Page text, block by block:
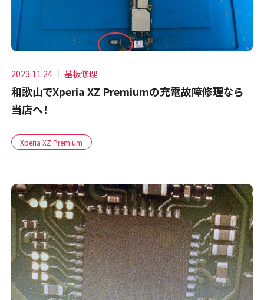
2023.11.24 基板修理
和歌山でXperia XZ Premiumの充電故障修理なら
当店へ！
Xperia XZ Premium